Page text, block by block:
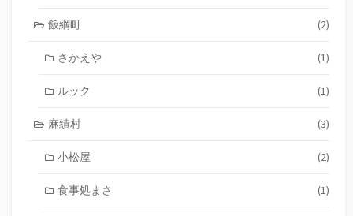
飯綱町 (2)
さかえや (1)
ルック (1)
麻績村 (3)
小松屋 (2)
食事処まさ (1)